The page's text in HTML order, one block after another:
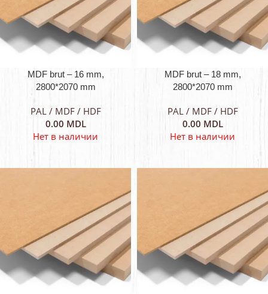
MDF brut – 16 mm,
2800*2070 mm
PAL / MDF / HDF
0.00 MDL
Нет в наличии
MDF brut – 18 mm,
2800*2070 mm
PAL / MDF / HDF
0.00 MDL
Нет в наличии